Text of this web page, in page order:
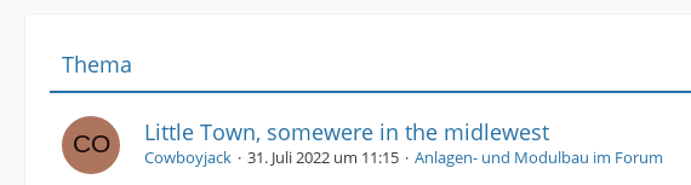
Thema
Little Town, somewere in the midlewest
Cowboyjack 31. Juli 2022 um 11:15 Anlagen- und Modulbau im Forum